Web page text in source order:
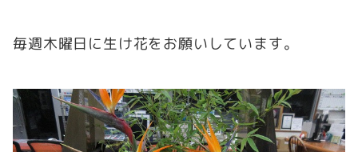
毎週木曜日に生け花をお願いしています。